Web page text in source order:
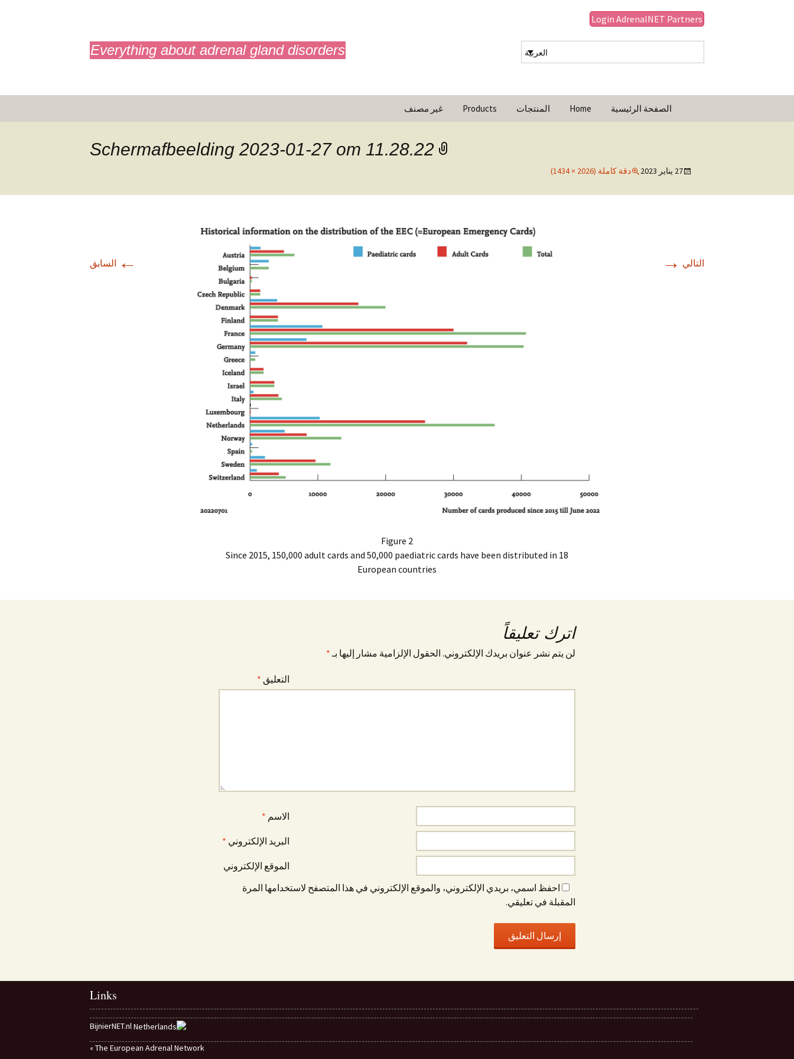
Everything about adrenal gland disorders
Login AdrenalNET Partners
العربية
الصفحة الرئيسية Home المنتجات Products غير مصنف
البحث
Scherm­afbeelding 2023-01-27 om 11.28.22
27 يناير 2023 دقة كاملة (2026 × 1434)
← السابق التالي →
Figure 2
Since 2015, 150,000 adult cards and 50,000 paediatric cards have been distributed in 18
European countries
اترك تعليقاً
لن يتم نشر عنوان بريدك الإلكتروني. الحقول الإلزامية مشار إليها بـ*
التعليق *
الاسم *
البريد الإلكتروني *
الموقع الإلكتروني
احفظ اسمي، بريدي الإلكتروني، والموقع الإلكتروني في هذا المتصفح لاستخدامها المرة
المقبلة في تعليقي.
Links
BijnierNET.nl
The European Adrenal Network »